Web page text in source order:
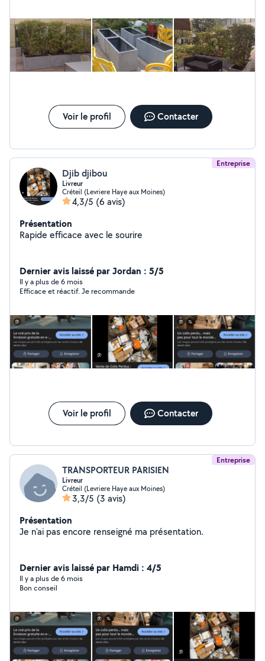
Voir le profil Contacter
Entreprise
Djib djibou
Livreur
Créteil (Levriere Haye aux Moines)
4,3/5 (6 avis)
Présentation
Rapide efficace avec le sourire
Dernier avis laissé par Jordan : 5/5
Il y a plus de 6 mois
Efficace et réactif. Je recommande
Voir le profil Contacter
Entreprise
TRANSPORTEUR PARISIEN
Livreur
Créteil (Levriere Haye aux Moines)
3,3/5 (3 avis)
Présentation
Je n'ai pas encore renseigné ma présentation.
Dernier avis laissé par Hamdi : 4/5
Il y a plus de 6 mois
Bon conseil